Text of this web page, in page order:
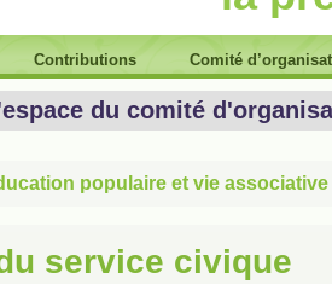
Contributions Comité
du comité
populaire et vie associative
service civique